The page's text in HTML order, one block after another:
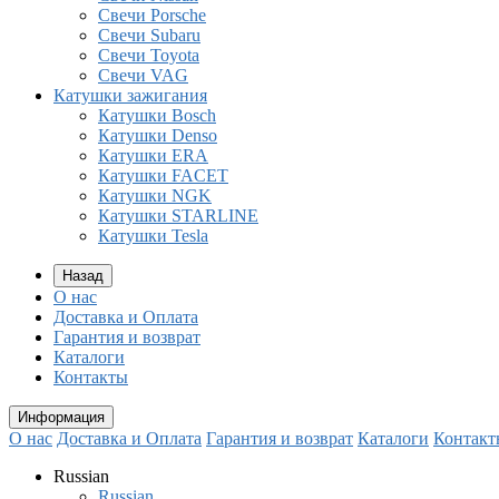
Свечи Porsche
Свечи Subaru
Свечи Toyota
Свечи VAG
Катушки зажигания
Катушки Bosch
Катушки Denso
Катушки ERA
Катушки FACET
Катушки NGK
Катушки STARLINE
Катушки Tesla
Назад
О нас
Доставка и Оплата
Гарантия и возврат
Каталоги
Контакты
Информация
О нас Доставка и Оплата Гарантия и возврат Каталоги
Russian